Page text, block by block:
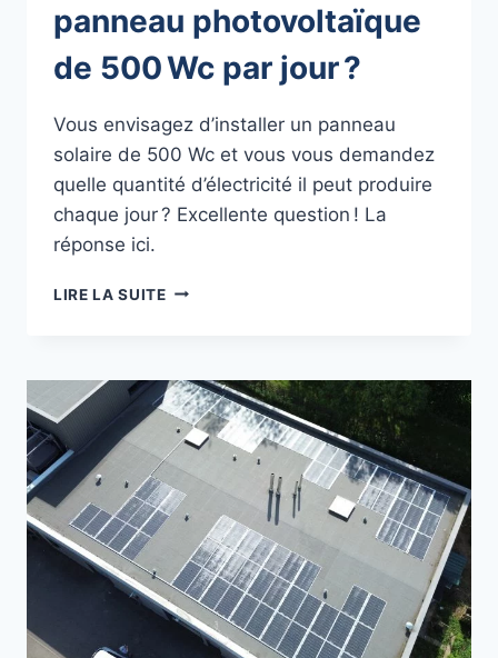
panneau photovoltaïque
de 500 Wc par jour ?
Vous envisagez d’installer un panneau
solaire de 500 Wc et vous vous demandez
quelle quantité d’électricité il peut produire
chaque jour ? Excellente question ! La
réponse ici.
LIRE LA SUITE COMBIEN
PHOTOVOLTAÏQUE
DE
500 WC
PAR
JOUR ?